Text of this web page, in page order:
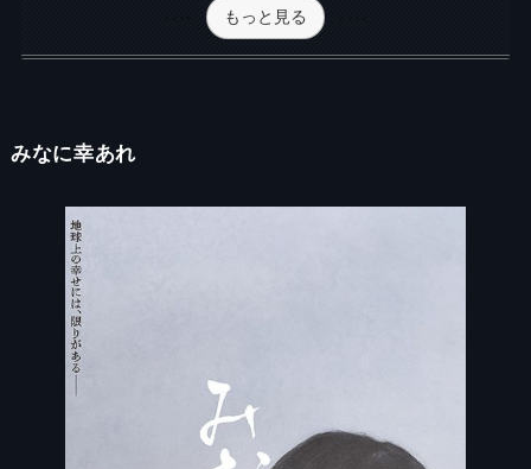
もっと見る
みなに幸あれ